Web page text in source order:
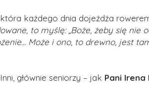
, która każdego dnia dojeżdża
to myślę: „Boże, żeby się nie
Może i ono, to drewno, jest
głównie seniorzy – jak Pani Irena